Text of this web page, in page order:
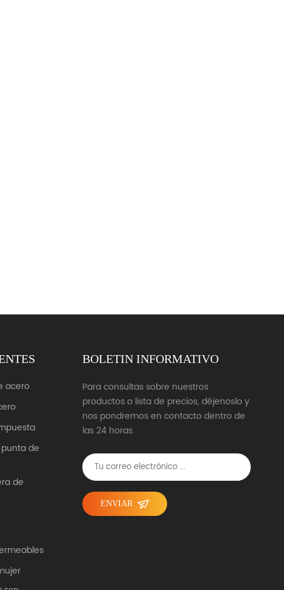
acero
de
de
BOLETIN INFORMATIVO
Para consultas sobre nuestros
productos o lista de precios, déjenoslo y
nos pondremos en contacto dentro de
las 24 horas.
ENVIAR